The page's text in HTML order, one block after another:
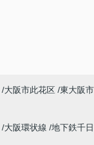
大阪市此花区 東大阪市
大阪環状線 地下鉄千